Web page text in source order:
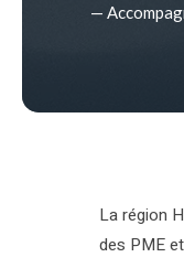
—
La région
des PME